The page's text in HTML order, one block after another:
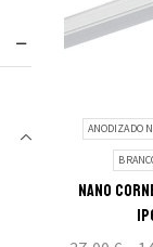
ANODIZADO
NANO